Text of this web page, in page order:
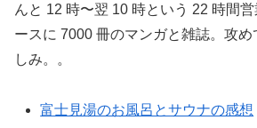
んと 12 時〜翌 10 時という 22 時間
ースに 7000 冊のマンガと雑誌。攻
しみ。。
富士見湯のお風呂とサウナの感想